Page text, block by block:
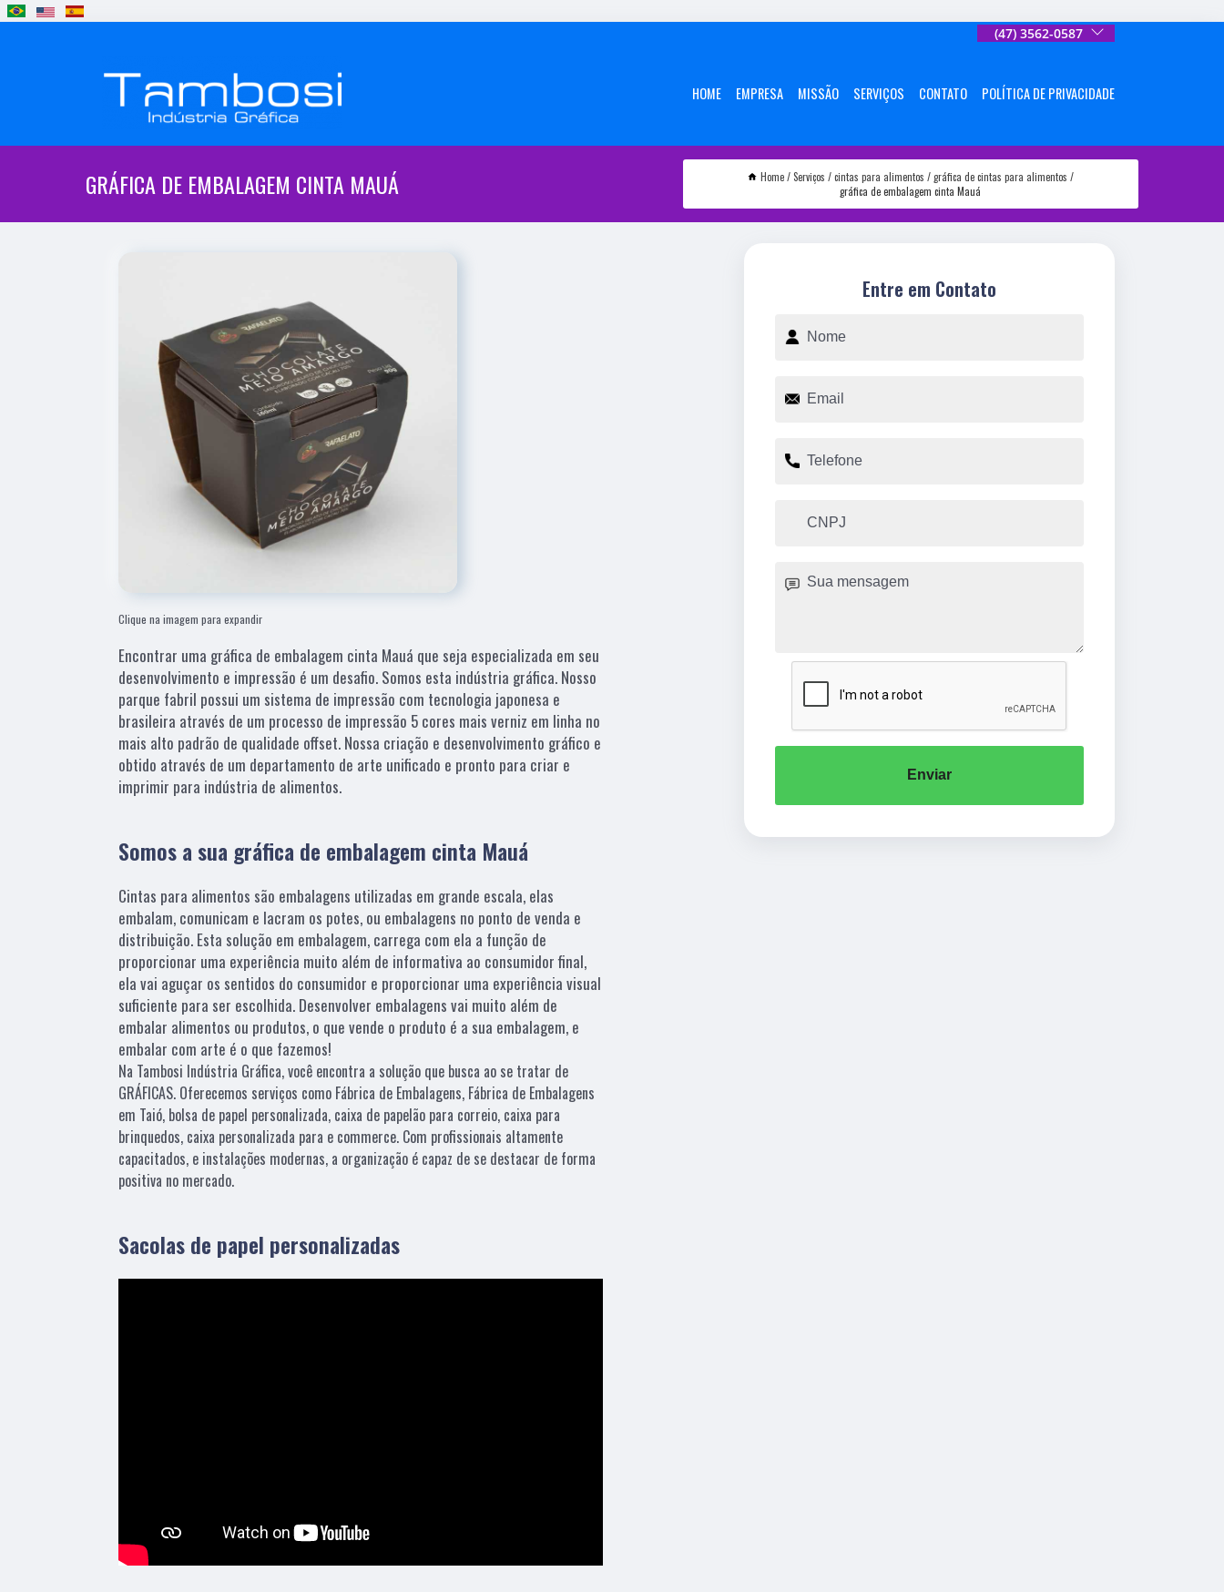
(47) 3562-0587
HOME EMPRESA MISSÃO SERVIÇOS CONTATO POLÍTICA DE PRIVACIDADE
GRÁFICA DE EMBALAGEM CINTA MAUÁ Home Serviços cintas para alimentos
gráfica de cintas para alimentos
gráfica de embalagem cinta Mauá
Clique na imagem para expandir
Encontrar uma gráfica de embalagem cinta Mauá que seja especializada em seu
desenvolvimento e impressão é um desafio. Somos esta indústria gráfica. Nosso
parque fabril possui um sistema de impressão com tecnologia japonesa e
brasileira através de um processo de impressão 5 cores mais verniz em linha no
mais alto padrão de qualidade offset. Nossa criação e desenvolvimento gráfico e
obtido através de um departamento de arte unificado e pronto para criar e
imprimir para indústria de alimentos.
Somos a sua gráfica de embalagem cinta Mauá
Cintas para alimentos são embalagens utilizadas em grande escala, elas
embalam, comunicam e lacram os potes, ou embalagens no ponto de venda e
distribuição. Esta solução em embalagem, carrega com ela a função de
proporcionar uma experiência muito além de informativa ao consumidor final,
ela vai aguçar os sentidos do consumidor e proporcionar uma experiência visual
suficiente para ser escolhida. Desenvolver embalagens vai muito além de
embalar alimentos ou produtos, o que vende o produto é a sua embalagem, e
embalar com arte é o que fazemos!
Na Tambosi Indústria Gráfica, você encontra a solução que busca ao se tratar de
GRÁFICAS. Oferecemos serviços como Fábrica de Embalagens, Fábrica de Embalagens
em Taió, bolsa de papel personalizada, caixa de papelão para correio, caixa para
brinquedos, caixa personalizada para e commerce. Com profissionais altamente
capacitados, e instalações modernas, a organização é capaz de se destacar de forma
positiva no mercado.
Sacolas de papel personalizadas
Entre em Contato
Enviar